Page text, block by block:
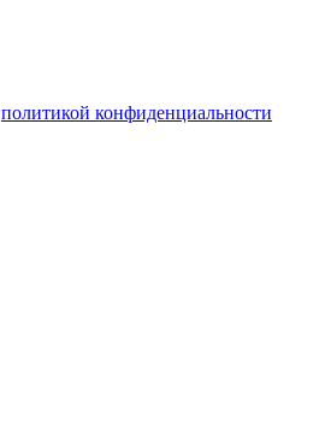
политикой конфиденциальности